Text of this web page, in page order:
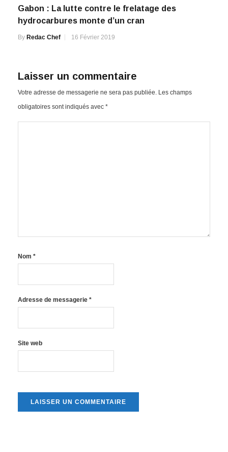
Gabon : La lutte contre le frelatage des
hydrocarbures monte d’un cran
By Redac Chef 16 Février 2019
Laisser un commentaire
Votre adresse de messagerie ne sera pas publiée. Les champs
obligatoires sont indiqués avec *
Nom *
Adresse de messagerie *
Site web